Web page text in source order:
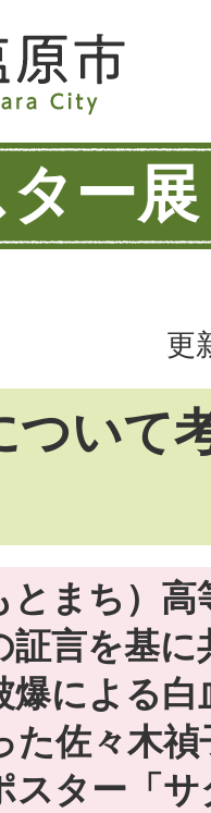
ー展
更
ついて
とまち）
証言を基
爆による
た佐々木
スター「